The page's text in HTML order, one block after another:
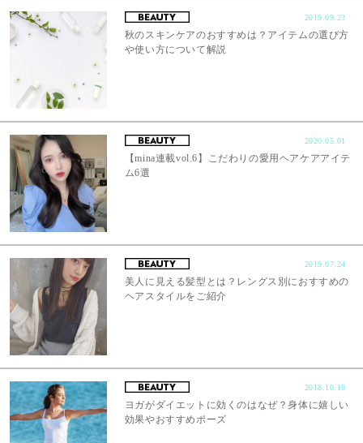
2019.09.23
秋のスキンケアのおすすめは？アイテムの選び方
や使い方について解説
2020.05.01
【mina連載vol.6】こだわりの愛用ヘアケアアイテ
ム6選
2019.07.24
美人に見える髪型とは？レングス別におすすめの
ヘアスタイルをご紹介
2018.10.18
ヨガがダイエットに効くのはなぜ？身体に嬉しい
効果やおすすめポーズ